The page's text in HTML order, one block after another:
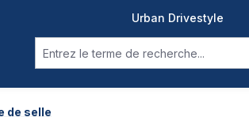
Urban Drivestyle
de selle